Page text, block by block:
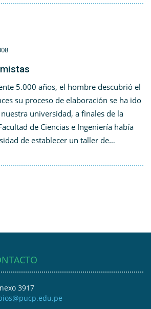
5.000 años, el hombre descubrió el
su proceso de elaboración se ha ido
universidad, a finales de la
de Ciencias e Ingeniería había
de establecer un taller de…
3917